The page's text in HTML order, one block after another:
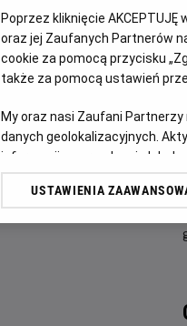
Poprzez kliknięcie
oraz jej Zaufanych Partnerów
cookie za pomocą przycisku
także za pomocą ustawień
My oraz nasi Zaufani
danych geolokalizacyjnych.
informacji na urządzeniu lub
odbiorców i ulepszanie usług.
Lista Zaufanych Partnerów
USTAWIENIA